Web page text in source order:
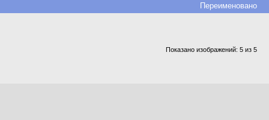
Переименовано
Показано изображений: 5 из 5